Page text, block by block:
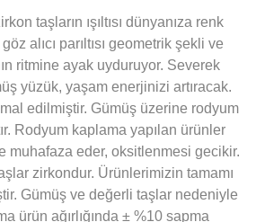
taşların ışıltısı dünyanıza renk
alıcı parıltısı geometrik şekli ve
ritmine ayak uyduruyor. Severek
yüzük, yaşam enerjinizi artıracak.
edilmiştir. Gümüş üzerine rodyum
Rodyum kaplama yapılan ürünler
muhafaza eder, oksitlenmesi gecikir.
zirkondur. Ürünlerimizin tamamı
Gümüş ve değerli taşlar nedeniyle
ürün ağırlığında ± %10 sapma